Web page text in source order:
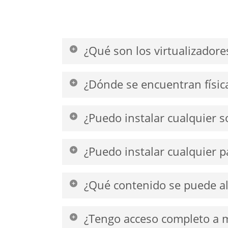
¿Qué son los
¿Dónde se encuentran
¿Puedo instalar cualquier
¿Puedo instalar cualquier
esté activado.
¿Qué contenido se puede
aceptamos el envío de contenido que
¿Tengo acceso completo a